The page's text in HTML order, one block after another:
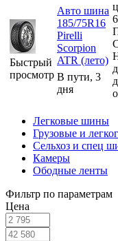
Быстрый
просмотр
Авто шина
185/75R16
Pirelli
Scorpion
ATR (лето)
В пути, 3
дня
Легковые шины
Грузовые и
Сельхоз и спец
Камеры
Ободные ленты
Фильтр по параметрам
Цена